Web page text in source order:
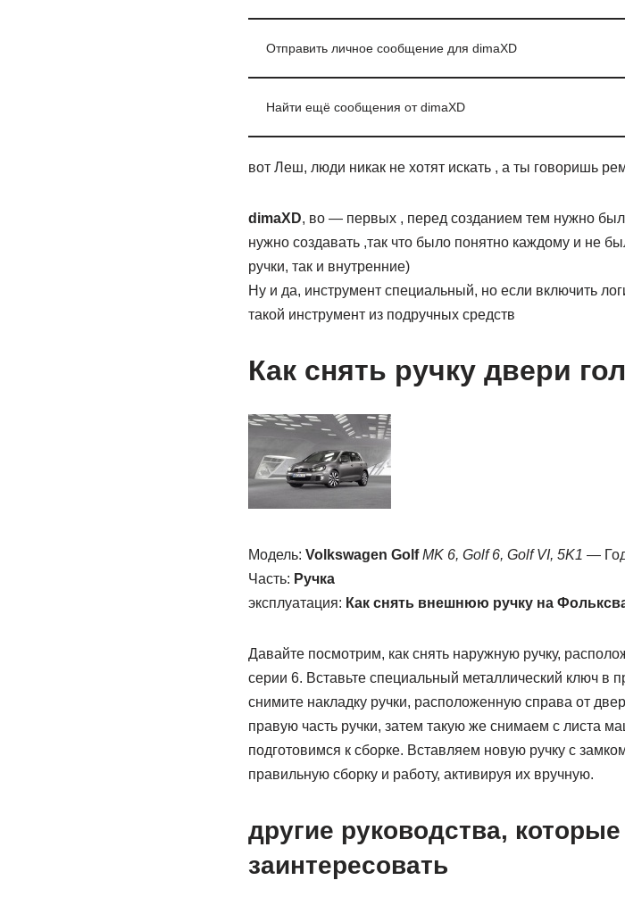
Отправить личное сообщение для dimaXD
Найти ещё сообщения от dimaXD
вот Леш, люди никак не хотят искать , а ты говоришь
dimaXD, во — первых , перед созданием тем нужно
нужно создавать ,так что было понятно каждому и не
ручки, так и внутренние)
Ну и да, инструмент специальный, но если включить
такой инструмент из подручных средств
Как снять ручку двери
Модель: Volkswagen Golf MK 6, Golf 6, Golf VI, 5K1 —
Часть: Ручка
эксплуатация: Как снять внешнюю ручку на
Давайте посмотрим, как снять наружную ручку,
серии 6. Вставьте специальный металлический ключ в
снимите накладку ручки, расположенную справа от
правую часть ручки, затем такую же снимаем с листа
подготовимся к сборке. Вставляем новую ручку с
правильную сборку и работу, активируя их вручную.
другие руководства,
заинтересовать